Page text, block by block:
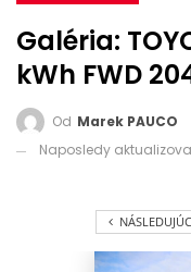
Galéria:
kWh FWD
Od Marek PAUCO
Naposledy